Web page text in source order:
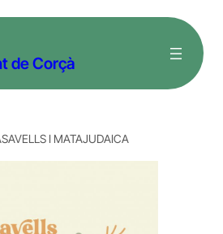
de Corçà
I MATAJUDAICA